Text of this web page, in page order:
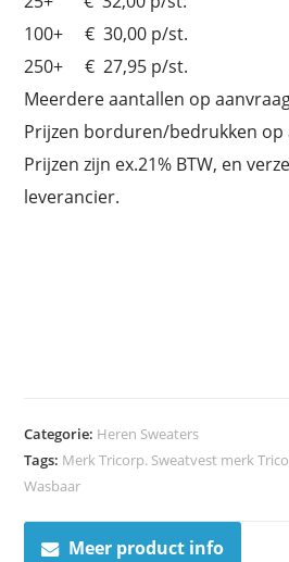
100+ € 30,00 p/st.
250+ € 27,95 p/st.
Meerdere aantallen op
Prijzen borduren/bedrukken op
Prijzen zijn ex.21% BTW, en
leverancier.
Categorie: Heren Sweaters
Tags: Merk Tricorp. Sweatvest merk
Wasbaar
Meer product info